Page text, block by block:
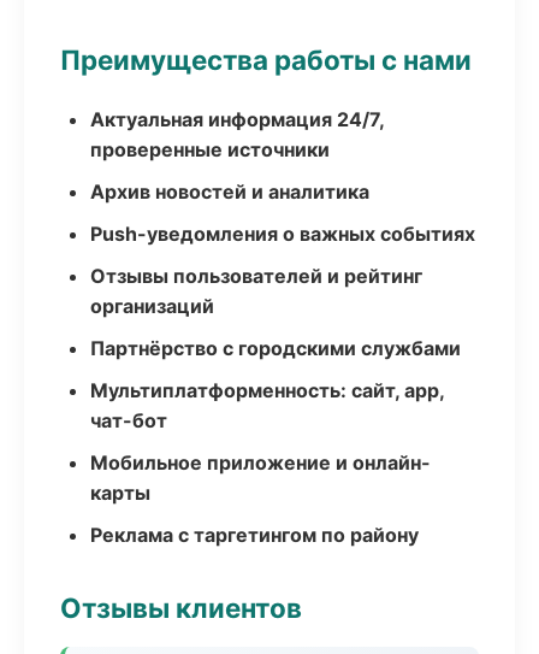
Преимущества работы с нами
Актуальная информация 24/7,
проверенные источники
Архив новостей и аналитика
Push-уведомления о важных событиях
Отзывы пользователей и рейтинг
организаций
Партнёрство с городскими службами
Мультиплатформенность: сайт, app,
чат-бот
Мобильное приложение и онлайн-
карты
Реклама с таргетингом по району
Отзывы клиентов